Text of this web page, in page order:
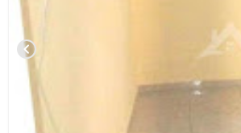
chevron_left